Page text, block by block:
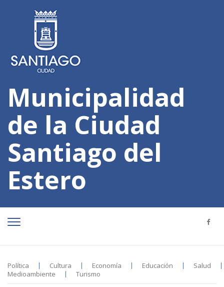
Municipalidad
de la Ciudad
Santiago del
Estero
Política Cultura Economía Educación
Salud
Medioambiente
Turismo